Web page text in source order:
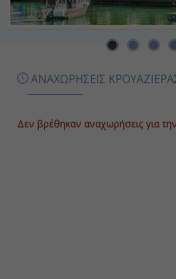
Λος Άντζελες
ΑΝΑΧΩΡΗΣΕΙΣ
Δεν βρέθηκαν αναχωρήσεις για